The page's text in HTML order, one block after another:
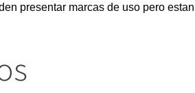
presentar marcas de uso pero